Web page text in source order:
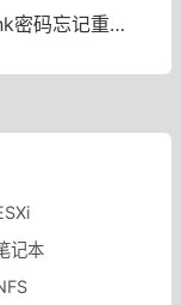
方法，TPLINK密码忘了怎么办？
记本